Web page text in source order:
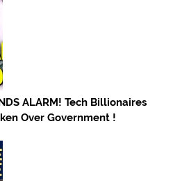
ALARM! Tech Billionaires
Over Government !